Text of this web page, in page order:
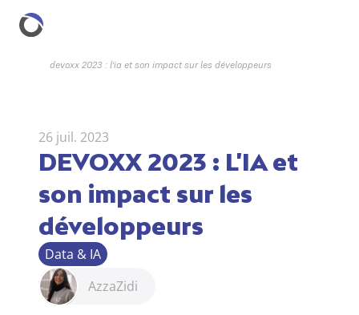
devoxx 2023 : l'ia et son impact sur les développeurs
26 juil. 2023
DEVOXX 2023 : L'IA et
son impact sur les
développeurs
Data & IA
AzzaZidi